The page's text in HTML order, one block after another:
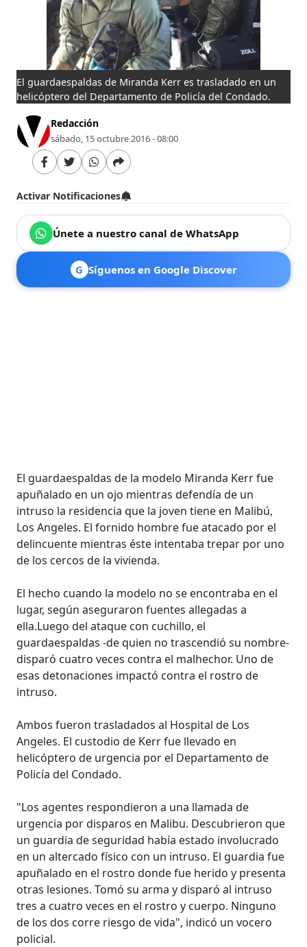
El guardaespaldas de Miranda Kerr es trasladado en un
helicóptero del Departamento de Policía del Condado.
Redacción
sábado, 15 octubre 2016 - 08:00
Activar Notificaciones
Únete a nuestro canal de WhatsApp
G Síguenos en Google Discover
El guardaespaldas de la modelo Miranda Kerr fue
apuñalado en un ojo mientras defendía de un
intruso la residencia que la joven tiene en Malibú,
Los Angeles. El fornido hombre fue atacado por el
delincuente mientras éste intentaba trepar por uno
de los cercos de la vivienda.
El hecho cuando la modelo no se encontraba en el
lugar, según aseguraron fuentes allegadas a
ella.Luego del ataque con cuchillo, el
guardaespaldas -de quien no trascendió su nombre-
disparó cuatro veces contra el malhechor. Uno de
esas detonaciones impactó contra el rostro de
intruso.
Ambos fueron trasladados al Hospital de Los
Angeles. El custodio de Kerr fue llevado en
helicóptero de urgencia por el Departamento de
Policía del Condado.
"Los agentes respondieron a una llamada de
urgencia por disparos en Malibu. Descubrieron que
un guardia de seguridad había estado involucrado
en un altercado físico con un intruso. El guardia fue
apuñalado en el rostro donde fue herido y presenta
otras lesiones. Tomó su arma y disparó al intruso
tres a cuatro veces en el rostro y cuerpo. Ninguno
de los dos corre riesgo de vida", indicó un vocero
policial.